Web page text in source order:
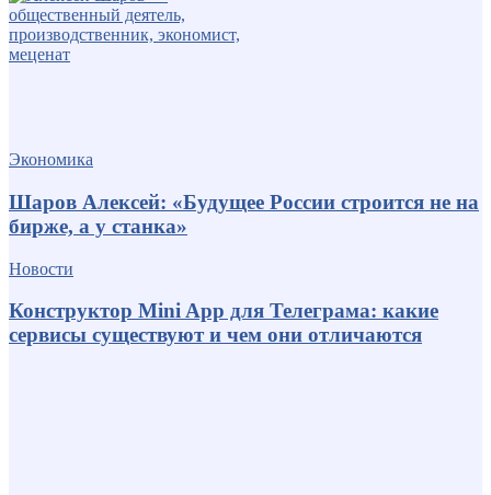
Экономика
Шаров Алексей: «Будущее России строится не на
бирже, а у станка»
Новости
Конструктор Mini App для Телеграма: какие
сервисы существуют и чем они отличаются